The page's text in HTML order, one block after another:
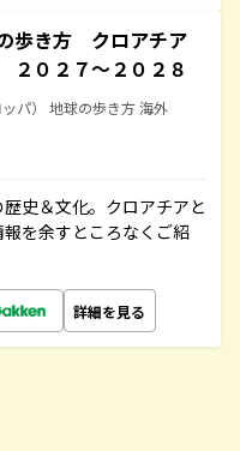
歩き方 クロアチア
０２７～２０２８
パ） 地球の歩き方 海外
史＆文化。クロアチアと
を余すところなくご紹
詳細を見る